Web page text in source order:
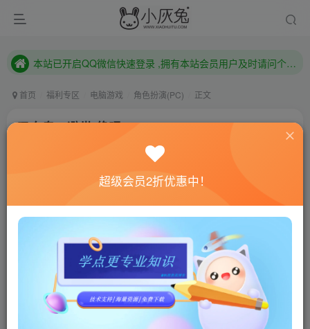
本站已开启QQ微信快速登录 ,拥有本站会员用户及时请问个人中心绑定！
首页 福利专区 电脑游戏 角色扮演(PC) 正文
吸血鬼：避世-绝唱/Vampire: The Masquerade –
0 354 149
联网教程： 内附教程
单机教程： 内附教程
不懂的话联系客服！！！
本站的资源转载自国内外各大媒体和网络，仅供试玩体
验。如果您喜欢该游戏内容，请支持正版→→→正版购买
超级会员2折优惠中！